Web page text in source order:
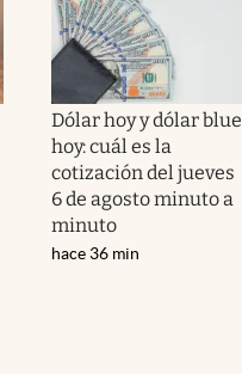
Dólar hoy y dólar blue
hoy: cuál es la
cotización del jueves
6 de agosto minuto a
minuto
hace 36 min